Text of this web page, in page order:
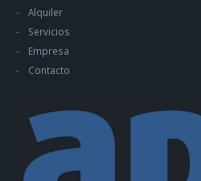
Alquiler
Servicios
Empresa
Contacto